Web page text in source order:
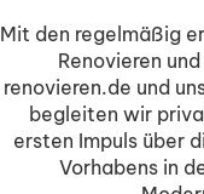
Mit den regelmäßig
Renovieren
renovieren.de und
begleiten wir
ersten Impuls über
Vorhabens in